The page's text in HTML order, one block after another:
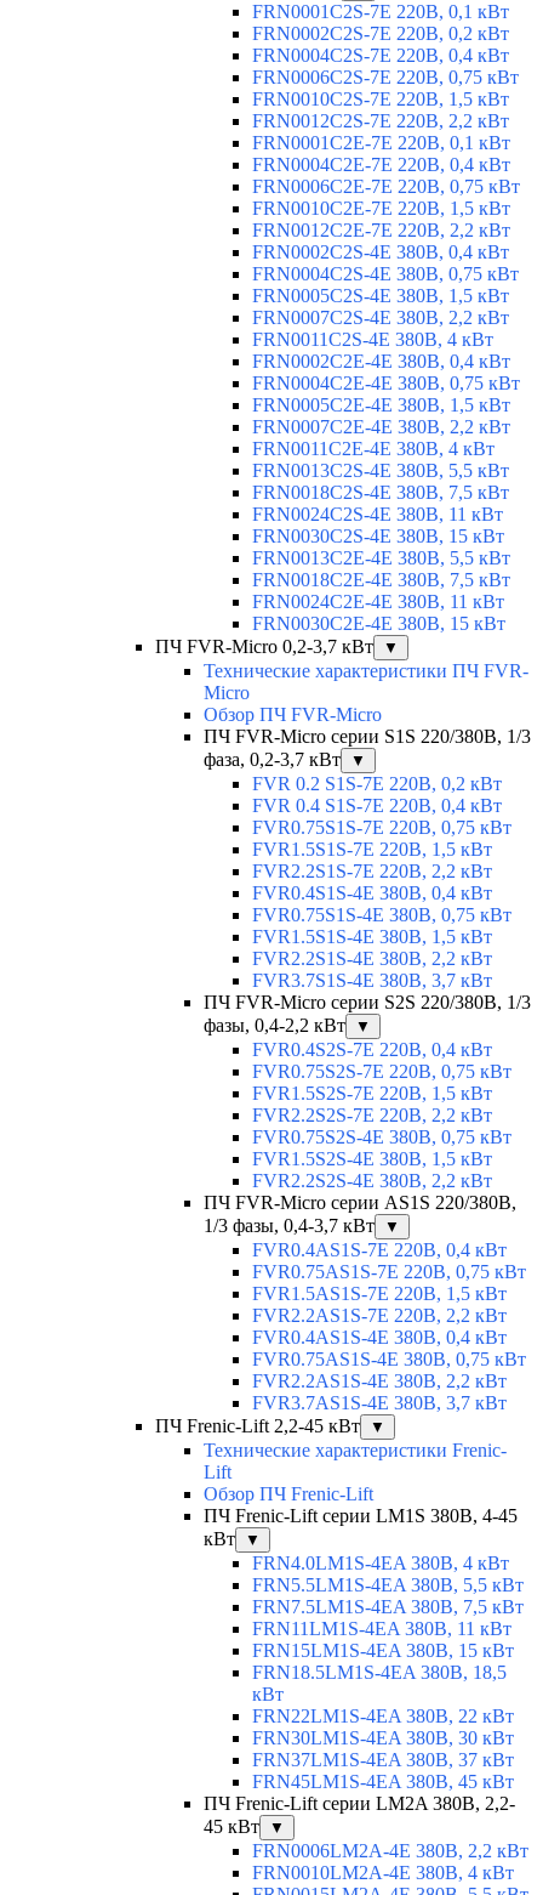
FRN0001C2S-7E 220В, 0,1 кВт
FRN0002C2S-7E 220В, 0,2 кВт
FRN0004C2S-7E 220В, 0,4 кВт
FRN0006C2S-7E 220В, 0,75 кВт
FRN0010C2S-7E 220В, 1,5 кВт
FRN0012C2S-7E 220В, 2,2 кВт
FRN0001C2E-7E 220В, 0,1 кВт
FRN0004C2E-7E 220В, 0,4 кВт
FRN0006C2E-7E 220В, 0,75 кВт
FRN0010C2E-7E 220В, 1,5 кВт
FRN0012C2E-7E 220В, 2,2 кВт
FRN0002C2S-4E 380В, 0,4 кВт
FRN0004C2S-4E 380В, 0,75 кВт
FRN0005C2S-4E 380В, 1,5 кВт
FRN0007C2S-4E 380В, 2,2 кВт
FRN0011C2S-4E 380В, 4 кВт
FRN0002C2E-4E 380В, 0,4 кВт
FRN0004C2E-4E 380В, 0,75 кВт
FRN0005C2E-4E 380В, 1,5 кВт
FRN0007C2E-4E 380В, 2,2 кВт
FRN0011C2E-4E 380В, 4 кВт
FRN0013C2S-4E 380В, 5,5 кВт
FRN0018C2S-4E 380В, 7,5 кВт
FRN0024C2S-4E 380В, 11 кВт
FRN0030C2S-4E 380В, 15 кВт
FRN0013C2E-4E 380В, 5,5 кВт
FRN0018C2E-4E 380В, 7,5 кВт
FRN0024C2E-4E 380В, 11 кВт
FRN0030C2E-4E 380В, 15 кВт
ПЧ FVR-Micro 0,2-3,7 кВт
▼
Технические характеристики ПЧ FVR-
Micro
Обзор ПЧ FVR-Micro
ПЧ FVR-Micro серии S1S 220/380В, 1/3
фаза, 0,2-3,7 кВт
▼
FVR 0.2 S1S-7E 220В, 0,2 кВт
FVR 0.4 S1S-7E 220В, 0,4 кВт
FVR0.75S1S-7E 220В, 0,75 кВт
FVR1.5S1S-7E 220В, 1,5 кВт
FVR2.2S1S-7E 220В, 2,2 кВт
FVR0.4S1S-4E 380В, 0,4 кВт
FVR0.75S1S-4E 380В, 0,75 кВт
FVR1.5S1S-4E 380В, 1,5 кВт
FVR2.2S1S-4E 380В, 2,2 кВт
FVR3.7S1S-4E 380В, 3,7 кВт
ПЧ FVR-Micro серии S2S 220/380В, 1/3
фазы, 0,4-2,2 кВт
▼
FVR0.4S2S-7E 220В, 0,4 кВт
FVR0.75S2S-7E 220В, 0,75 кВт
FVR1.5S2S-7E 220В, 1,5 кВт
FVR2.2S2S-7E 220В, 2,2 кВт
FVR0.75S2S-4E 380В, 0,75 кВт
FVR1.5S2S-4E 380В, 1,5 кВт
FVR2.2S2S-4E 380В, 2,2 кВт
ПЧ FVR-Micro серии AS1S 220/380В,
1/3 фазы, 0,4-3,7 кВт
▼
FVR0.4AS1S-7E 220В, 0,4 кВт
FVR0.75AS1S-7E 220В, 0,75 кВт
FVR1.5AS1S-7E 220В, 1,5 кВт
FVR2.2AS1S-7E 220В, 2,2 кВт
FVR0.4AS1S-4E 380В, 0,4 кВт
FVR0.75AS1S-4E 380В, 0,75 кВт
FVR2.2AS1S-4E 380В, 2,2 кВт
FVR3.7AS1S-4E 380В, 3,7 кВт
ПЧ Frenic-Lift 2,2-45 кВт
▼
Технические характеристики Frenic-
Lift
Обзор ПЧ Frenic-Lift
ПЧ Frenic-Lift серии LM1S 380В, 4-45
кВт
▼
FRN4.0LM1S-4EA 380В, 4 кВт
FRN5.5LM1S-4EA 380В, 5,5 кВт
FRN7.5LM1S-4EA 380В, 7,5 кВт
FRN11LM1S-4EA 380В, 11 кВт
FRN15LM1S-4EA 380В, 15 кВт
FRN18.5LM1S-4EA 380В, 18,5
кВт
FRN22LM1S-4EA 380В, 22 кВт
FRN30LM1S-4EA 380В, 30 кВт
FRN37LM1S-4EA 380В, 37 кВт
FRN45LM1S-4EA 380В, 45 кВт
ПЧ Frenic-Lift серии LM2A 380В, 2,2-
45 кВт
▼
FRN0006LM2A-4E 380В, 2,2 кВт
FRN0010LM2A-4E 380В, 4 кВт